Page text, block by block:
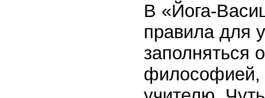
В «Йога-
правила для
заполняться
философией,